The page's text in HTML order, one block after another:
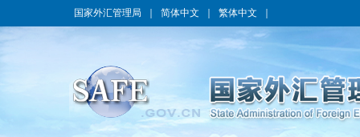
国家外汇管理局 简体中文 繁体中文